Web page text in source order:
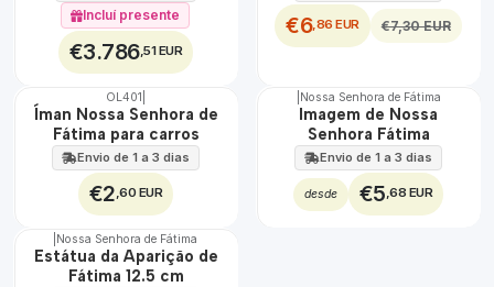
Incluí presente
€3.786,51 EUR
€6,86 EUR €7,30 EUR
OL401
Íman Nossa Senhora de
Fátima para carros
Envio de 1 a 3 dias
€2,60 EUR
Nossa Senhora de Fátima
Imagem de Nossa
Senhora Fátima
Envio de 1 a 3 dias
desde €5,68 EUR
Nossa Senhora de Fátima
Estátua da Aparição de
Fátima 12.5 cm